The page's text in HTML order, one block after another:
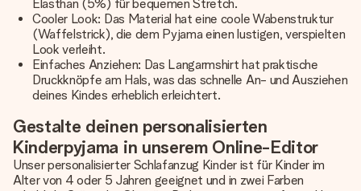
Elasthan (5%) für bequemen Stretch.
Cooler Look: Das Material hat eine coole Wabenstruktur
(Waffelstrick), die dem Pyjama einen lustigen, verspielten
Look verleiht.
Einfaches Anziehen: Das Langarmshirt hat praktische
Druckknöpfe am Hals, was das schnelle An- und Ausziehen
deines Kindes erheblich erleichtert.
Gestalte deinen personalisierten
Kinderpyjama in unserem Online-Editor
Unser personalisierter Schlafanzug Kinder ist für Kinder im
Alter von 4 oder 5 Jahren geeignet und in zwei Farben